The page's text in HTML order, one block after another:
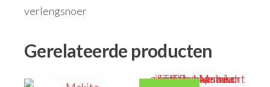
verlengsnoer
Gerelateerde producten